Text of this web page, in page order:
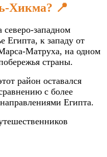
Хикма? 📍
западном
Египта, к западу от
Матруха, на одном
страны.
район оставался
с более
Египта.